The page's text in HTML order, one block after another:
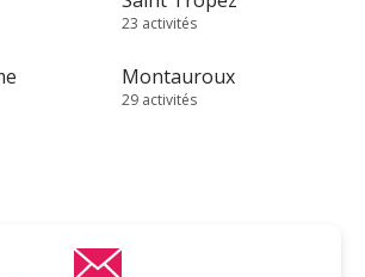
23 activités
Montauroux
29 activités